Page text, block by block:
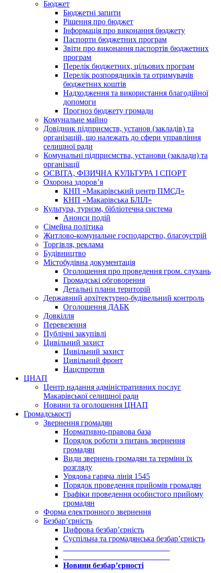
Бюджет
Бюджетні запити
Рішення про бюджет
Інформація про виконання бюджету
Паспорти бюджетних програм
Звіти про виконання паспортів бюджетних
програм
Перелік бюджетних, цільових програм
Перелік розпорядників та отримувачів
бюджетних коштів
Надходження та використання благодійної
допомоги
Прогноз бюджету громади
Комунальне майно
Довідник підприємств, установ (закладів) та
організацій, що належать до сфери управління
селищної ради
Комунальні підприємства, установи (заклади) та
організації
ОСВІТА, ФІЗИЧНА КУЛЬТУРА І СПОРТ
Охорона здоров’я
КНП «Макарівський центр ПМСД»
КНП «Макарівська БЛІЛ»
Культура, туризм, бібліотечна система
Анонси подій
Сімейна політика
Житлово-комунальне господарство, благоустрій
Торгівля, реклама
Будівництво
Містобудівна документація
Оголошення про проведення гром. слухань
Громадські обговорення
Детальні плани територій
Державний архітектурно-будівельний контроль
Оголошення ДАБК
Довкілля
Перевезення
Публічні закупівлі
Цивільний захист
Цивільний захист
Цивільний фронт
Нацспротив
ЦНАП
Центр надання адміністративних послуг
Макарівської селищної ради
Новини та оголошення ЦНАП
Громадськості
Звернення громадян
Нормативно-правова база
Порядок роботи з питань звернення
громадян
Види звернень громадян та терміни їх
розгляду
Урядова гаряча лінія 1545
Порядок проведення прийомів громадян
Графіки проведення особистого прийому
громадян
Форма електронного звернення
Безбар’єрність
Цифрова безбар’єрність
Суспільна та громадянська безбар’єрність
Новини безбар’єрності